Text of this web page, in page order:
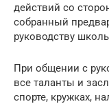
действий со
собранный
руководству
При общении с
все таланты и
спорте, кружках,